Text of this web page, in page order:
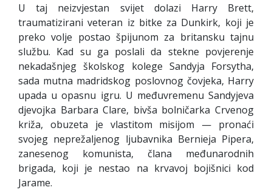
U taj neizvjestan svijet dolazi Harry Brett,
traumatizirani veteran iz bitke za Dunkirk, koji je
preko volje postao špijunom za britansku tajnu
službu. Kad su ga poslali da stekne povjerenje
nekadašnjeg školskog kolege Sandyja Forsytha,
sada mutna madridskog poslovnog čovjeka, Harry
upada u opasnu igru. U međuvremenu Sandyjeva
djevojka Barbara Clare, bivša bolničarka Crvenog
križa, obuzeta je vlastitom misijom — pronaći
svojeg neprežaljenog ljubavnika Bernieja Pipera,
zanesenog komunista, člana međunarodnih
brigada, koji je nestao na krvavoj bojišnici kod
Jarame.